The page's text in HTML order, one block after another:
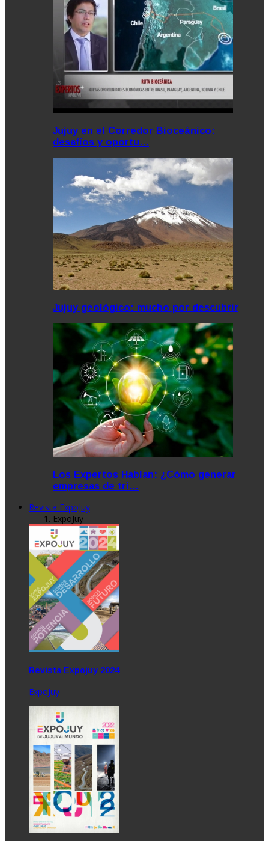
Jujuy en el Corredor Bioceánico:
desafíos y oportu…
Jujuy geológico: mucho por descubrir
Los Expertos Hablan: ¿Cómo generar
empresas de tri…
Revista ExpoJuy
ExpoJuy
Revista Expojuy 2024
ExpoJuy